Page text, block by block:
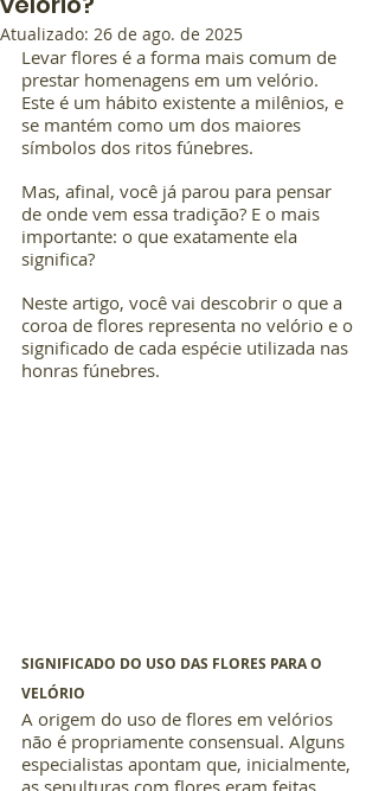
Atualizado: 26 de ago. de 2025
Levar flores é a forma mais comum de
prestar homenagens em um velório.
Este é um hábito existente a milênios, e
se mantém como um dos maiores
símbolos dos ritos fúnebres.
Mas, afinal, você já parou para pensar
de onde vem essa tradição? E o mais
importante: o que exatamente ela
significa?
Neste artigo, você vai descobrir o que a
coroa de flores representa no velório e o
significado de cada espécie utilizada nas
honras fúnebres.
SIGNIFICADO DO USO DAS FLORES PARA O
VELÓRIO
A origem do uso de flores em velórios
não é propriamente consensual. Alguns
especialistas apontam que, inicialmente,